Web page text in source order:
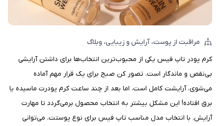
مراقبت از پوست آرایش و زیبایی وبلاگ
کرم پودر تاپ فیس یکی از محبوب‌ترین انتخاب‌ها برای داشتن آرایشی
بی‌نقص و ماندگار است. تصور کن صبح برای یک قرار مهم آماده
می‌شوی، آرایشت کامل است، اما بعد از چند ساعت کرم پودرت ماسیده یا
برق افتاده! این مشکل بیشتر به انتخاب محصول برمی‌گردد تا مهارت
آرایش. با انتخاب مدل مناسب تاپ فیس برای نوع پوستت، می‌توانی